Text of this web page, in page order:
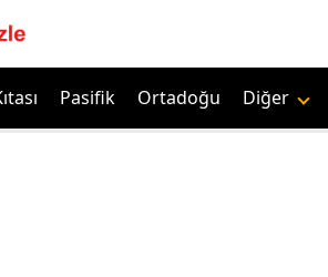
Pasifik Ortadoğu Diğer